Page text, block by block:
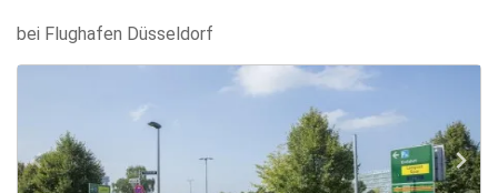
bei Flughafen Düsseldorf